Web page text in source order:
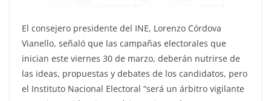
El consejero presidente del INE, Lorenzo Córdova
Vianello, señaló que las campañas electorales que
inician este viernes 30 de marzo, deberán nutrirse de
las ideas, propuestas y debates de los candidatos, pero
el Instituto Nacional Electoral “será un árbitro vigilante